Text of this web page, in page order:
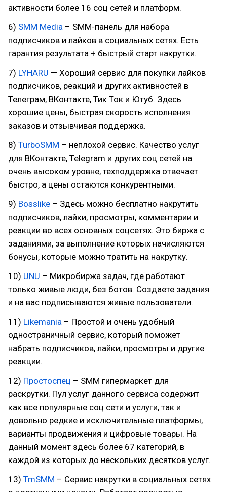
активности более 16 соц сетей и платформ.
6) SMM Media – SMM-панель для набора
подписчиков и лайков в социальных сетях. Есть
гарантия результата + быстрый старт накрутки.
7) LYHARU — Хороший сервис для покупки лайков
подписчиков, реакций и других активностей в
Телеграм, ВКонтакте, Тик Ток и Ютуб. Здесь
хорошие цены, быстрая скорость исполнения
заказов и отзывчивая поддержка.
8) TurboSMM – неплохой сервис. Качество услуг
для ВКонтакте, Telegram и других соц сетей на
очень высоком уровне, техподдержка отвечает
быстро, а цены остаются конкурентными.
9) Bosslike – Здесь можно бесплатно накрутить
подписчиков, лайки, просмотры, комментарии и
реакции во всех основных соцсетях. Это биржа с
заданиями, за выполнение которых начисляются
бонусы, которые можно тратить на накрутку.
10) UNU – Микробиржа задач, где работают
только живые люди, без ботов. Создаете задания
и на вас подписываются живые пользователи.
11) Likemania – Простой и очень удобный
одностраничный сервис, который поможет
набрать подписчиков, лайки, просмотры и другие
реакции.
12) Простоспец – SMM гипермаркет для
раскрутки. Пул услуг данного сервиса содержит
как все популярные соц сети и услуги, так и
довольно редкие и исключительные платформы,
варианты продвижения и цифровые товары. На
данный момент здесь более 67 категорий, в
каждой из которых до нескольких десятков услуг.
13) TmSMM – Сервис накрутки в социальных сетях